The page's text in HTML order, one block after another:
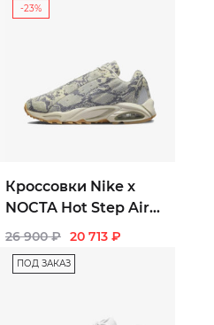
-23%
Кроссовки Nike x
NOCTA Hot Step Air
Terra «Light Bone»
26 900₽ 20 713 ₽
ПОД ЗАКАЗ